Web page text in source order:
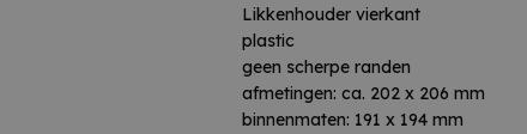
Likkenhouder vierkant
plastic
geen scherpe randen
afmetingen: ca. 202 x 206 mm
binnenmaten: 191 x 194 mm